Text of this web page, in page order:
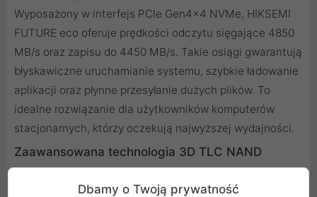
Wyposażony w interfejs PCIe Gen4x4 NVMe, HIKSEMI
FUTURE eco oferuje prędkości odczytu sięgające 4850
MB/s oraz zapisu do 4450 MB/s. Takie osiągi gwarantują
błyskawiczne uruchamianie systemu, szybkie ładowanie
aplikacji oraz płynne przesyłanie dużych plików. To
idealne rozwiązanie dla użytkowników komputerów
stacjonarnych, którzy oczekują najwyższej wydajności.
Zaawansowana technologia 3D TLC NAND
Dysk wykorzystuje technologię 3D TLC NAND, która
zapewnia większą gęstość zapisu oraz lepszą trwałość
Dbamy o Twoją prywatność